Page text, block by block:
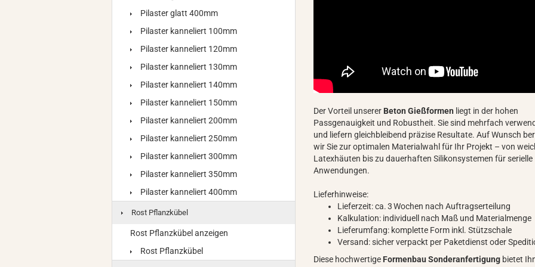
Der Vorteil unserer Beton Gießformen liegt in der hohen
Passgenauigkeit und Robustheit. Sie sind mehrfach
und liefern gleichbleibend präzise Resultate. Auf Wunsch
wir Sie zur optimalen Materialwahl für Ihr Projekt – von
Latexhäuten bis zu dauerhaften Silikonsystemen für serielle
Anwendungen.
Lieferhinweise:
Lieferzeit: ca. 3 Wochen nach Auftragserteilung
Kalkulation: individuell nach Maß und Materialmenge
Lieferumfang: komplette Form inkl. Stützschale
Versand: sicher verpackt per Paketdienst oder
Diese hochwertige Formenbau Sonderanfertigung bietet
Pilaster glatt 400mm
Pilaster kanneliert 100mm
Pilaster kanneliert 120mm
Pilaster kanneliert 130mm
Pilaster kanneliert 140mm
Pilaster kanneliert 150mm
Pilaster kanneliert 200mm
Pilaster kanneliert 250mm
Pilaster kanneliert 300mm
Pilaster kanneliert 350mm
Pilaster kanneliert 400mm
Rost Pflanzkübel
Rost Pflanzkübel anzeigen
Rost Pflanzkübel